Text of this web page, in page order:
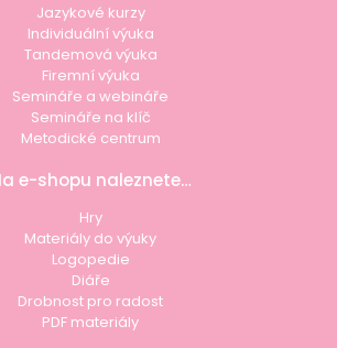
Jazykové kurzy
Individuální výuka
Tandemová výuka
Firemní výuka
Semináře a webináře
Semináře na klíč
Metodické centrum
e-shopu naleznete…
Hry
Materiály do výuky
Logopedie
Diáře
Drobnost pro radost
PDF materiály